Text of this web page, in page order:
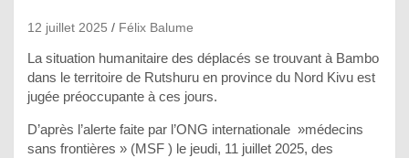
12 juillet 2025 Félix Balume
La situation humanitaire des déplacés se trouvant à Bambo
dans le territoire de Rutshuru en province du Nord Kivu est
jugée préoccupante à ces jours.
D’après l’alerte faite par l’ONG internationale »médecins
sans frontières » (MSF ) le jeudi, 11 juillet 2025, des